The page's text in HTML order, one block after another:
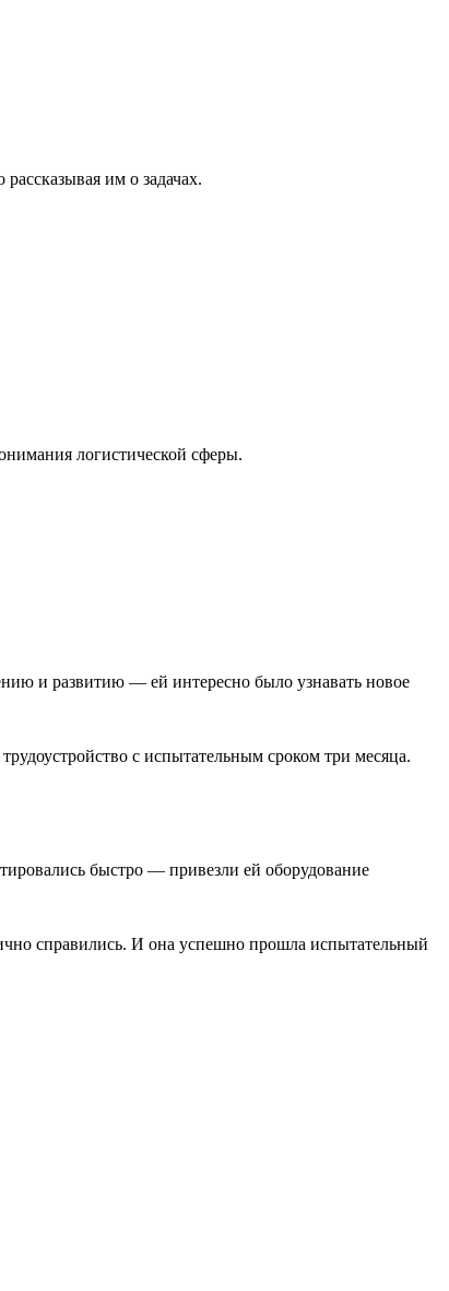
им о задачах.
логистической сферы.
и развитию — ей интересно было узнавать новое
с испытательным сроком три месяца.
быстро — привезли ей оборудование
справились. И она успешно прошла испытательный